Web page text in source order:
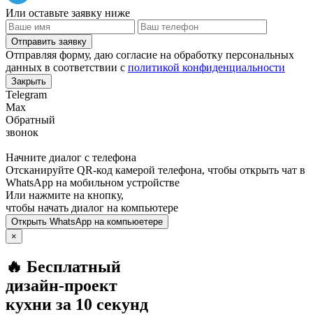
Или оставьте заявку ниже
Отправить заявку
Отправляя форму, даю согласие на обработку персональных
данных в соответствии с политикой конфиденциальности
Закрыть
Telegram
Max
Обратный
звонок
Начните диалог с телефона
Отсканируйте QR-код камерой телефона, чтобы открыть чат в
WhatsApp на мобильном устройстве
Или нажмите на кнопку,
чтобы начать диалог на компьютере
Открыть WhatsApp на компьюетере
×
🔥 Бесплатный
дизайн-проект
кухни за 10 секунд